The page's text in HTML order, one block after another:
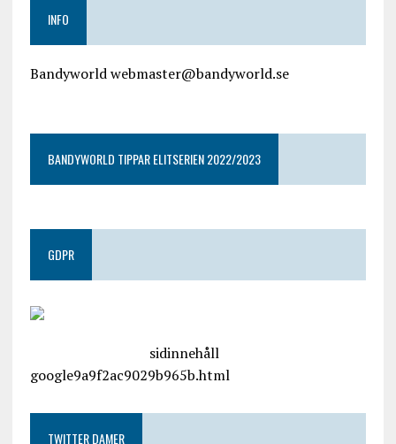
INFO
Bandyworld webmaster@bandyworld.se
BANDYWORLD TIPPAR ELITSERIEN 2022/2023
GDPR
sidinnehåll
google9a9f2ac9029b965b.html
TWITTER DAMER